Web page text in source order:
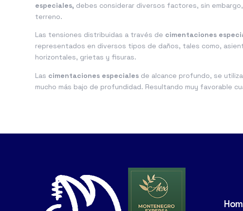
especiales, debes considerar diversos factores, sin
terreno.
Las tensiones distribuidas a través de cimentaciones
representados en diversos tipos de daños, tales como,
horizontales, grietas y fisuras.
Las cimentaciones especiales de alcance profundo, se
mucho más bajo de profundidad. Resultando muy favorable